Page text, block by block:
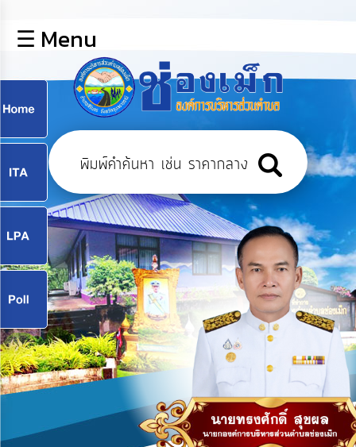
หลัก
ข้อมูล
พื้น
ฐาน
บุคลากร
แผน
ยุทธศาสตร์
ข่าวสาร
กิจการ
สภา
บริการ
ข้อมูล
เปิด
☰ Menu